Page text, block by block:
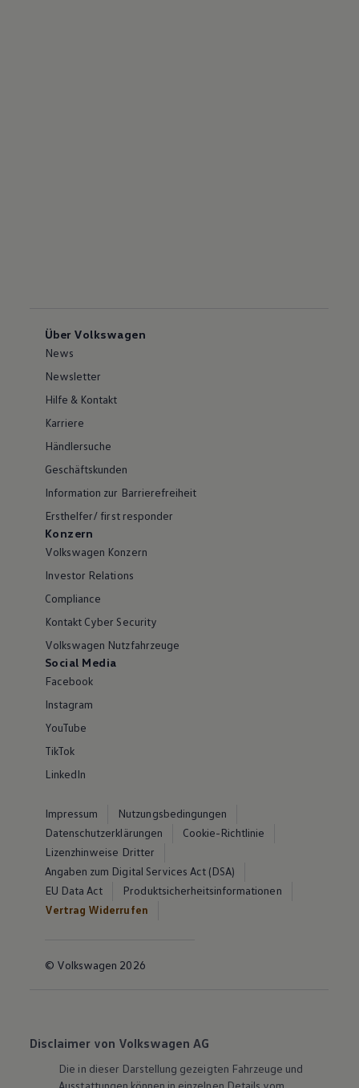
Über Volkswagen
News
Newsletter
Hilfe & Kontakt
Karriere
Händlersuche
Geschäftskunden
Information zur Barrierefreiheit
Ersthelfer/ first responder
Konzern
Volkswagen Konzern
Investor Relations
Compliance
Kontakt Cyber Security
Volkswagen Nutzfahrzeuge
Social Media
Facebook
Instagram
YouTube
TikTok
LinkedIn
Impressum
Nutzungsbedingungen
Datenschutzerklärungen
Cookie-Richtlinie
Lizenzhinweise Dritter
Angaben zum Digital Services Act (DSA)
EU Data Act
Produktsicherheitsinformationen
Vertrag Widerrufen
© Volkswagen 2026
Disclaimer von Volkswagen AG
Die in dieser Darstellung gezeigten Fahrzeuge und